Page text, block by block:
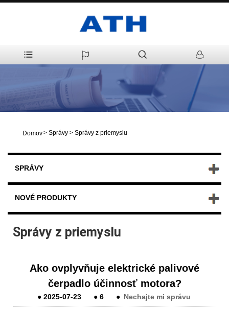
Domov> Správy > Správy z priemyslu
SPRÁVY
NOVÉ PRODUKTY
Správy z priemyslu
Ako ovplyvňuje elektrické palivové
čerpadlo účinnosť motora?
● 2025-07-23 ● 6 ● Nechajte mi správu